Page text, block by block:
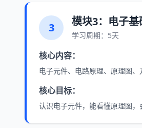
3 模块3：电子基
学习周期：5天
核心内容：
电子元件、电路原理、原理图、
核心目标：
认识电子元件，能看懂原理图，